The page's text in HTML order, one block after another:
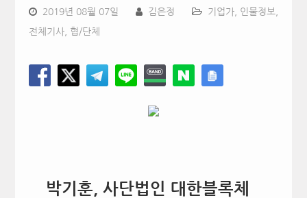
2019년 08월 07일 김은정 기업가, 인물정보,
전체기사, 협/단체
박기훈, 사단법인 대한블록체